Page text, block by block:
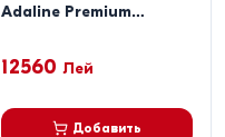
Adaline Premium
12560 Лей
Добавить